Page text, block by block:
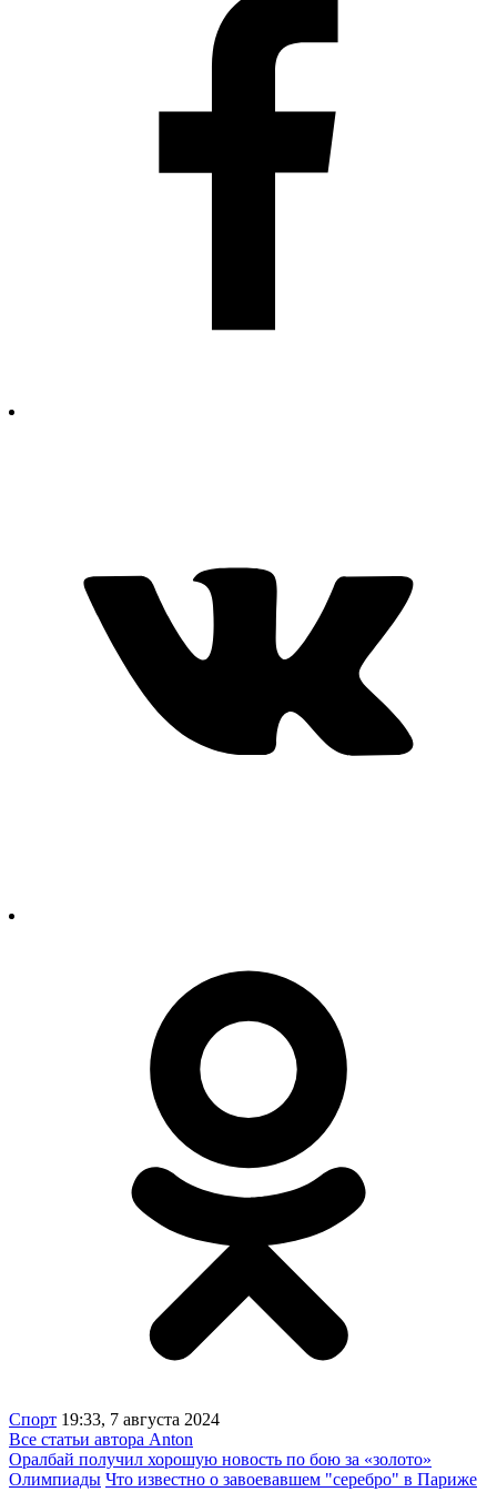
Спорт 19:33, 7 августа 2024
Все статьи автора Anton
Оралбай получил хорошую новость по бою за «золото»
Олимпиады Что известно о завоевавшем "серебро" в Париже